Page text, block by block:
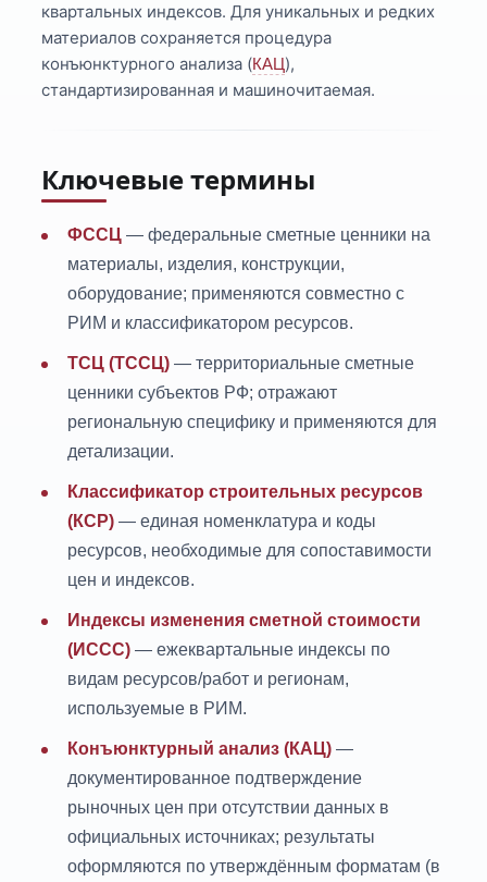
квартальных индексов. Для уникальных и редких
материалов сохраняется процедура
конъюнктурного анализа (КАЦ),
стандартизированная и машиночитаемая.
Ключевые термины
ФССЦ — федеральные сметные ценники на
материалы, изделия, конструкции,
оборудование; применяются совместно с
РИМ и классификатором ресурсов.
ТСЦ (ТССЦ) — территориальные сметные
ценники субъектов РФ; отражают
региональную специфику и применяются для
детализации.
Классификатор строительных ресурсов
(КСР) — единая номенклатура и коды
ресурсов, необходимые для сопоставимости
цен и индексов.
Индексы изменения сметной стоимости
(ИССС) — ежеквартальные индексы по
видам ресурсов/работ и регионам,
используемые в РИМ.
Конъюнктурный анализ (КАЦ) —
документированное подтверждение
рыночных цен при отсутствии данных в
официальных источниках; результаты
оформляются по утверждённым форматам (в